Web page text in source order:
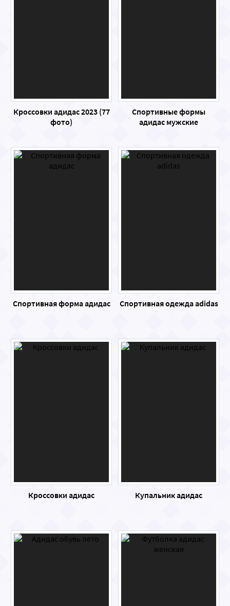
Кроссовки адидас 2023 (77
фото)
Спортивные формы
адидас мужские
Спортивная форма адидас Спортивная одежда adidas
Кроссовки адидас Купальник адидас